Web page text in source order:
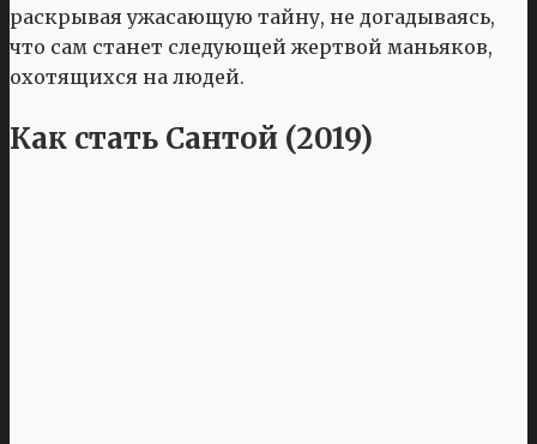
раскрывая ужасающую тайну, не догадываясь,
что сам станет следующей жертвой маньяков,
охотящихся на людей.
Как стать Сантой (2019)